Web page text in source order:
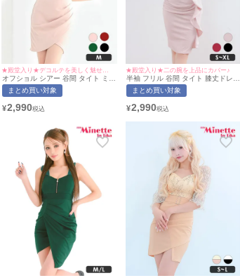
★殿堂入り★デコルテを美しく魅せる上品な一着♡
オフショル シアー 谷間 タイト ミニ
ドレス (ひなたまる着用/Mサイズ対
応) | myMinette/マイミネット
まとめ買い対象
¥2,990
★殿堂入り★二の腕を上品にカバー♪
半袖 フリル 谷間 タイト 膝丈ドレス
(せいせい着用/S~XLサイズ対応) |
myMinette/マイミネット
まとめ買い対象
¥2,990